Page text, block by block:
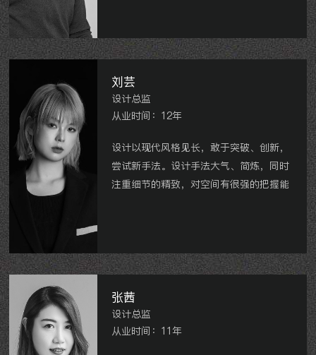
馆、无锡万悦城、溧阳御湖城、溧阳君悦
豪庭等。
刘芸
设计总监
从业时间：12年
设计以现代风格见长，敢于突破、创新，
尝试新手法。设计手法大气、简炼，同时
注重细节的精致，对空间有很强的把握能
岸、世茂香槟湖、雅居乐星河湾、星河国
际、中海龙城公馆、江阴中企上城等。
张茜
设计总监
从业时间：11年